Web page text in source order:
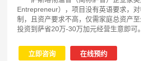
Entrepreneur），项目没有英语要求，
制，且资产要求不高，仅需家庭总资产
投资到萨省20万-30万加元经营生意即可。
立即咨询 在线预约